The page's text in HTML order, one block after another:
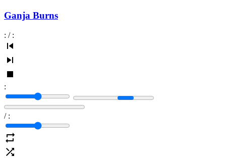
Ganja Burns
: / :
:
/ :